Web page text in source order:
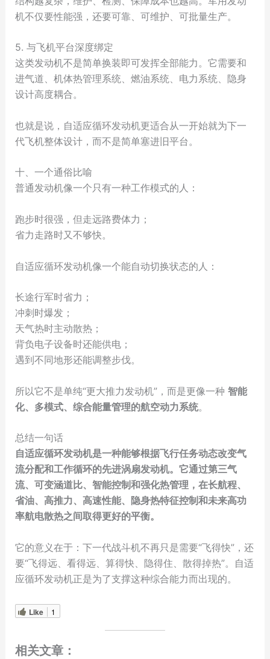
机不仅要性能强，还要可靠、可维护、可批量生产。
5. 与飞机平台深度绑定
这类发动机不是简单换装即可发挥全部能力。它需要和
进气道、机体热管理系统、燃油系统、电力系统、隐身
设计高度耦合。
也就是说，自适应循环发动机更适合从一开始就为下一
代飞机整体设计，而不是简单塞进旧平台。
十、一个通俗比喻
普通发动机像一个只有一种工作模式的人：
跑步时很强，但走远路费体力；
省力走路时又不够快。
自适应循环发动机像一个能自动切换状态的人：
长途行军时省力；
冲刺时爆发；
天气热时主动散热；
背负电子设备时还能供电；
遇到不同地形还能调整步伐。
所以它不是单纯“更大推力发动机”，而是更像一种 智能
化、多模式、综合能量管理的航空动力系统。
总结一句话
自适应循环发动机是一种能够根据飞行任务动态改变气
流分配和工作循环的先进涡扇发动机。它通过第三气
流、可变涵道比、智能控制和强化热管理，在长航程、
省油、高推力、高速性能、隐身热特征控制和未来高功
率航电散热之间取得更好的平衡。
它的意义在于：下一代战斗机不再只是需要“飞得快”，还
要“飞得远、看得远、算得快、隐得住、散得掉热”。自适
应循环发动机正是为了支撑这种综合能力而出现的。
Like 1
相关文章：